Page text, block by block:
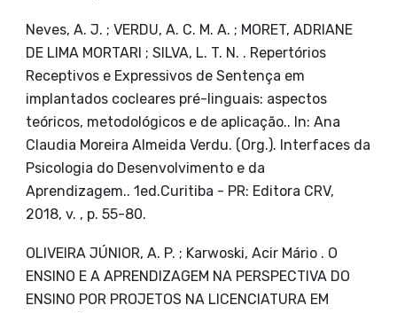
Neves, A. J. ; VERDU, A. C. M. A. ; MORET, ADRIANE
DE LIMA MORTARI ; SILVA, L. T. N. . Repertórios
Receptivos e Expressivos de Sentença em
implantados cocleares pré-linguais: aspectos
teóricos, metodológicos e de aplicação.. In: Ana
Claudia Moreira Almeida Verdu. (Org.). Interfaces da
Psicologia do Desenvolvimento e da
Aprendizagem.. 1ed.Curitiba - PR: Editora CRV,
2018, v. , p. 55-80.
OLIVEIRA JÚNIOR, A. P. ; Karwoski, Acir Mário . O
ENSINO E A APRENDIZAGEM NA PERSPECTIVA DO
ENSINO POR PROJETOS NA LICENCIATURA EM